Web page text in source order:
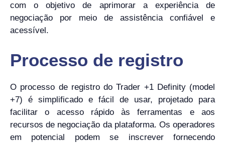
com o objetivo de aprimorar a experiência de
negociação por meio de assistência confiável e
acessível.
Processo de registro
O processo de registro do Trader +1 Definity (model
+7) é simplificado e fácil de usar, projetado para
facilitar o acesso rápido às ferramentas e aos
recursos de negociação da plataforma. Os operadores
em potencial podem se inscrever fornecendo